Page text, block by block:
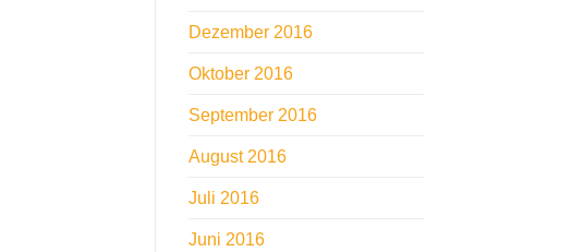
Dezember 2016
Oktober 2016
September 2016
August 2016
Juli 2016
Juni 2016